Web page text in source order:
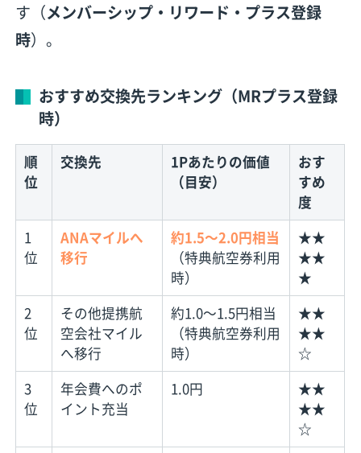
す（メンバーシップ・リワード・プラス登録
時）。
おすすめ交換先ランキング（MRプラス登録
時）
順
位
交換先
1Pあたりの価値
（目安）
おす
すめ
度
1
位
ANAマイルへ
移行
約1.5〜2.0円相当
（特典航空券利用
時）
★★
★★
★
2
位
その他提携航
空会社マイル
へ移行
約1.0〜1.5円相当
（特典航空券利用
時）
★★
★★
☆
3
位
年会費へのポ
イント充当
1.0円
★★
★★
☆